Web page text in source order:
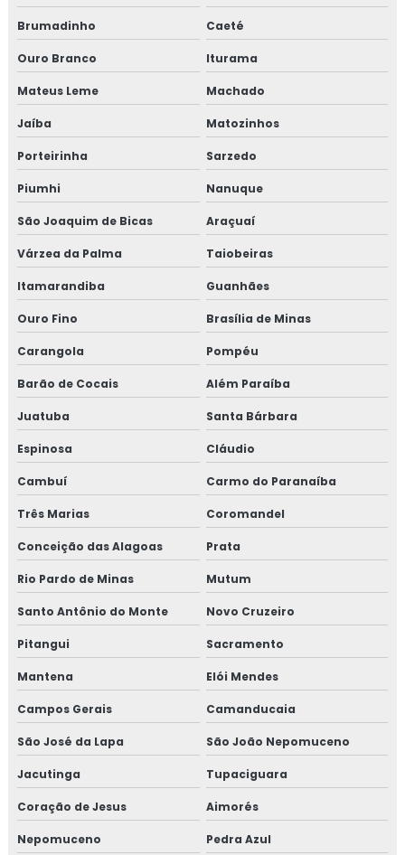
Projeto de isolamento térmico
Proteção passiva contra fogo
Proteção passiva contra incêndio
Proteção passiva de cabos
Proteção passiva para cabos elétricos
Proteção passiva pfp
Revestimento fibra cerâmica
Revestimento térmico industrial
Revestimento térmico para container
Revestimento térmico tubulação
Serviço de isolamento térmico de dutos
Serviço de isolamento térmico industrial
Serviço de isolamento térmico industrial no rj
Isolamento térmico lã de rocha
Empresas de inspeção de pintura
Brumadinho Caeté
Ouro Branco Iturama
Mateus Leme Machado
Jaíba Matozinhos
Porteirinha Sarzedo
Piumhi Nanuque
São Joaquim de Bicas Araçuaí
Várzea da Palma Taiobeiras
Itamarandiba Guanhães
Ouro Fino Brasília de Minas
Carangola Pompéu
Barão de Cocais Além Paraíba
Juatuba Santa Bárbara
Espinosa Cláudio
Cambuí Carmo do Paranaíba
Três Marias Coromandel
Conceição das Alagoas Prata
Rio Pardo de Minas Mutum
Santo Antônio do Monte Novo Cruzeiro
Pitangui Sacramento
Mantena Elói Mendes
Campos Gerais Camanducaia
São José da Lapa São João Nepomuceno
Jacutinga Tupaciguara
Coração de Jesus Aimorés
Nepomuceno Pedra Azul